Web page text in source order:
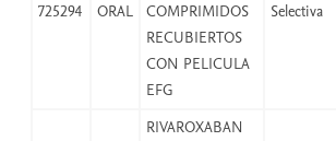
725294 ORAL
COMPRIMIDOS
RECUBIERTOS
CON PELICULA
EFG
Selectiva
RIVAROXABAN